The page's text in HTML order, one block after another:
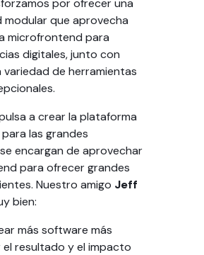
por ofrecer una
que aprovecha
microfrontend para
digitales, junto con
de herramientas
a crear la plataforma
las grandes
encargan de aprovechar
para ofrecer grandes
Nuestro amigo Jeff
bien:
más software más
el resultado y el impacto